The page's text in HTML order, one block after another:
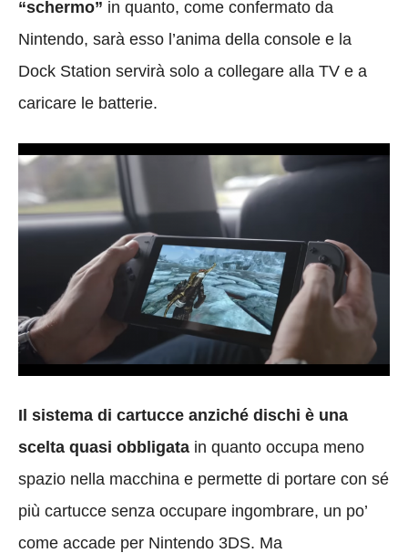
“schermo” in quanto, come confermato da
Nintendo, sarà esso l’anima della console e la
Dock Station servirà solo a collegare alla TV e a
caricare le batterie.
Il sistema di cartucce anziché dischi è una
scelta quasi obbligata in quanto occupa meno
spazio nella macchina e permette di portare con sé
più cartucce senza occupare ingombrare, un po’
come accade per Nintendo 3DS. Ma